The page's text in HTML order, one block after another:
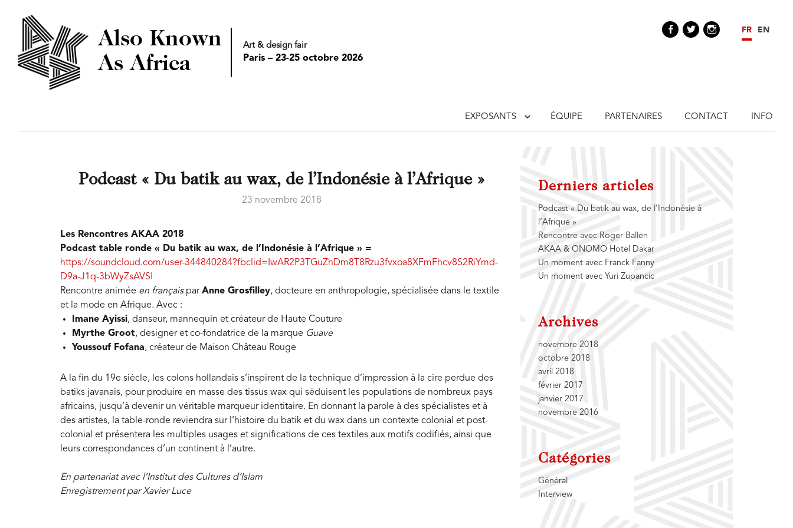
Also Known
As Africa
Art & design fair
Paris – 23-25 octobre 2026
Facebook
TwitterInstagram
FR EN
EXPOSANTS ÉQUIPE PARTENAIRES CONTACT INFO
Podcast « Du batik au wax, de l’Indonésie à l’Afrique »
23 novembre 2018
Les Rencontres AKAA 2018
Podcast table ronde « Du batik au wax, de l’Indonésie à l’Afrique » =
https://soundcloud.com/user-344840284?fbclid=IwAR2P3TGuZhDm8T8Rzu3fvxoa8XFmFhcv8S2RiYmd-
D9a-J1q-3bWyZsAVSI
Rencontre animée en françaisparAnne Grosfilley, docteure en anthropologie, spécialisée dans le textile
et la mode en Afrique. Avec :
Imane Ayissi, danseur, mannequin et créateur de Haute Couture
Myrthe Groot, designer et co-fondatrice de la marque Guave
Youssouf Fofana, créateur de Maison Château Rouge
A la fin du 19e siècle, les colons hollandais s’inspirent de la technique d’impression à la cire perdue des
batiks javanais, pour produire en masse des tissus wax qui séduisent les populations de nombreux pays
africains, jusqu’à devenir un véritable marqueur identitaire. En donnant la parole à des spécialistes et à
des artistes, la table-ronde reviendra sur l’histoire du batik et du wax dans un contexte colonial et post-
colonial et présentera les multiples usages et significations de ces textiles aux motifs codifiés, ainsi que
leurs correspondances d’un continent à l’autre.
En partenariat avec l’Institut des Cultures d’Islam
Enregistrement par Xavier Luce
Derniers articles
Podcast « Du batik au wax, de l’Indonésie à
l’Afrique »
Rencontre avec Roger Ballen
AKAA & ONOMO Hotel Dakar
Un moment avec Franck Fanny
Un moment avec Yuri Zupancic
Archives
novembre 2018
octobre 2018
avril 2018
février 2017
janvier 2017
novembre 2016
Catégories
Général
Interview